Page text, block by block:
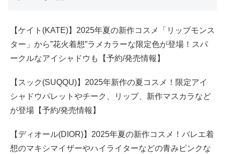
【ケイト(KATE)】2025年夏の新作コスメ「リップモンス
ター」から”花火着想”ラメカラーな限定色が登場！スパ
ークルなアイシャドウも【予約/発売情報】
【スック(SUQQU)】2025年新作の夏コスメ！限定アイ
シャドウパレットやチーク、リップ、新作マスカラなど
が登場【予約/発売情報】
【ディオール(DIOR)】2025年夏の新作コスメ！バレエ着
想のマキシマイザーやハイライターなどの青みピンクな